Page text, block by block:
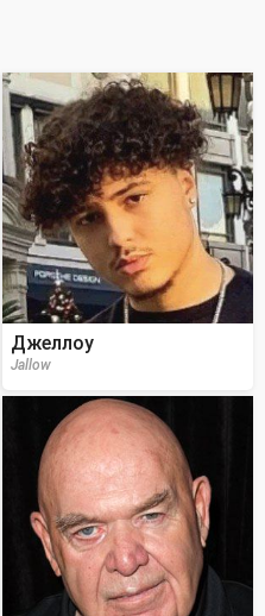
Джеллоу
Jallow